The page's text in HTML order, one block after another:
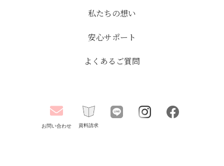
私たちの想い
安心サポート
よくあるご質問
お問い合わせ 資料請求